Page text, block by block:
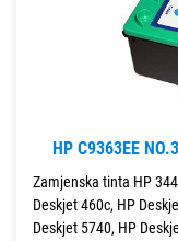
HP C9363EE
Zamjenska tinta HP
Deskjet 460c, HP
Deskjet 5740, HP